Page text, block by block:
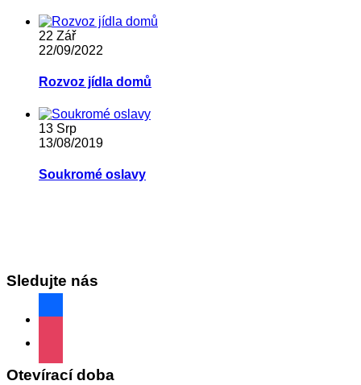
22 Zář
22/09/2022
Rozvoz jídla domů
13 Srp
13/08/2019
Soukromé oslavy
Sledujte nás
Otevírací doba